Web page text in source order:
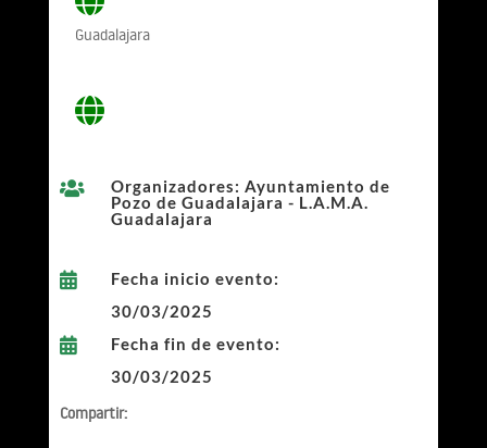
Guadalajara

Organizadores: Ayuntamiento de
Pozo de Guadalajara - L.A.M.A.
Guadalajara

Fecha inicio evento:
30/03/2025

Fecha fin de evento:
30/03/2025
Compartir: